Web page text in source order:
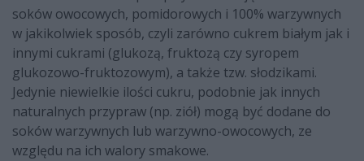
soków owocowych, pomidorowych i 100% warzywnych
w jakikolwiek sposób, czyli zarówno cukrem białym jak i
innymi cukrami (glukozą, fruktozą czy syropem
glukozowo-fruktozowym), a także tzw. słodzikami.
Jedynie niewielkie ilości cukru, podobnie jak innych
naturalnych przypraw (np. ziół) mogą być dodane do
soków warzywnych lub warzywno-owocowych, ze
względu na ich walory smakowe.